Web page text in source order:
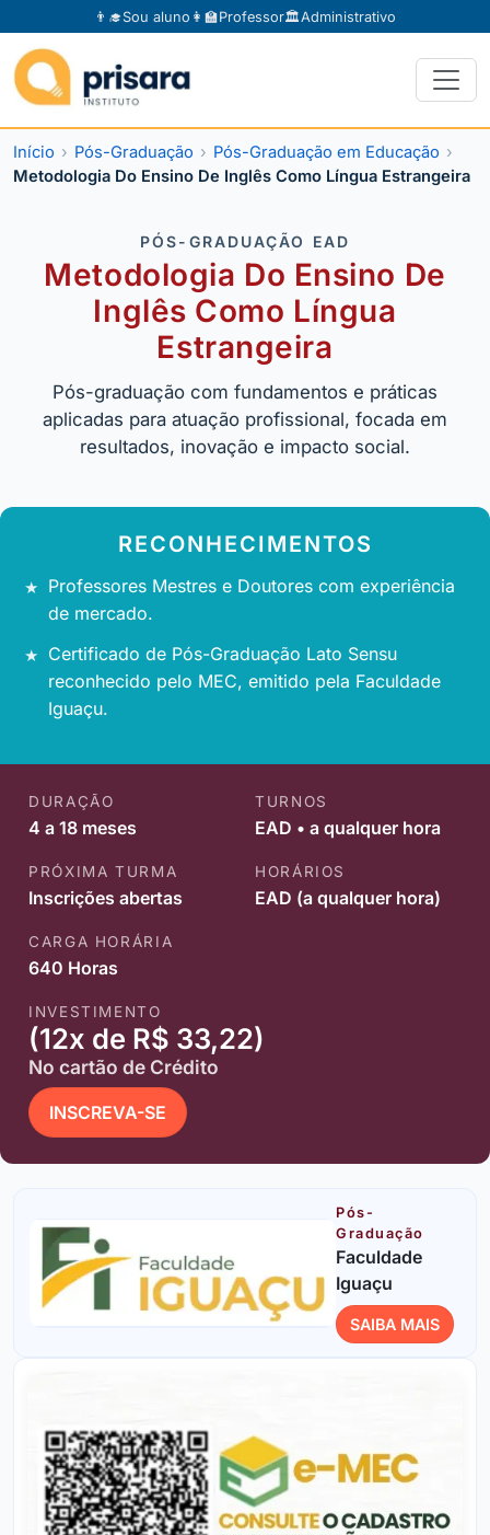
👨‍🎓Sou aluno 👩‍🏫Professor🏛️Administrativo
Início Pós-Graduação
Pós-Graduação em Educação
Metodologia Do Ensino De Inglês Como Língua Estrangeira
PÓS-GRADUAÇÃO EAD
Metodologia Do Ensino De
Inglês Como Língua
Estrangeira
Pós-graduação com fundamentos e práticas
aplicadas para atuação profissional, focada em
resultados, inovação e impacto social.
RECONHECIMENTOS
Professores Mestres e Doutores com experiência
de mercado.
Certificado de Pós-Graduação Lato Sensu
reconhecido pelo MEC, emitido pela Faculdade
Iguaçu.
DURAÇÃO
4 a 18 meses
TURNOS
EAD • a qualquer hora
PRÓXIMA TURMA
Inscrições abertas
HORÁRIOS
EAD (a qualquer hora)
CARGA HORÁRIA
640 Horas
INVESTIMENTO
(12x de R$ 33,22)
No cartão de Crédito
INSCREVA-SE
Pós-
Graduação
Faculdade
Iguaçu
SAIBA MAIS